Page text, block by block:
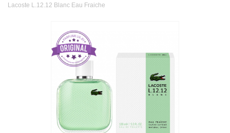
Lacoste L.12.12 Blanc Eau Fraiche